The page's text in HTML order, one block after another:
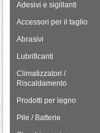
Adesivi e sigillanti
Accessori per il taglio
Abrasivi
Lubrificanti
Climatizzatori /
Riscaldamento
Prodotti per legno
Pile / Batterie